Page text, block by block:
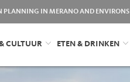
PLANNING IN MERANO AND ENVIRONS
CULTUUR ETEN & DRINKEN